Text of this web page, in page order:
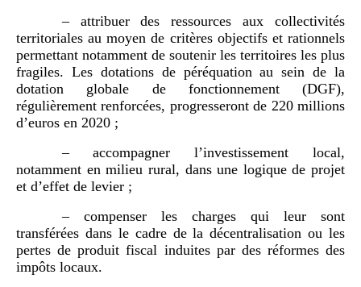
– attribuer des ressources aux collectivités
territoriales au moyen de critères objectifs et rationnels
permettant notamment de soutenir les territoires les plus
fragiles. Les dotations de péréquation au sein de la
dotation globale de fonctionnement (DGF),
régulièrement renforcées, progresseront de 220 millions
d’euros en 2020 ;
– accompagner l’investissement local,
notamment en milieu rural, dans une logique de projet
et d’effet de levier ;
– compenser les charges qui leur sont
transférées dans le cadre de la décentralisation ou les
pertes de produit fiscal induites par des réformes des
impôts locaux.